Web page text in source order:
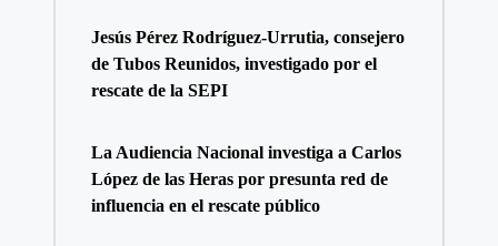
Jesús Pérez Rodríguez-Urrutia, consejero
de Tubos Reunidos, investigado por el
rescate de la SEPI
La Audiencia Nacional investiga a Carlos
López de las Heras por presunta red de
influencia en el rescate público